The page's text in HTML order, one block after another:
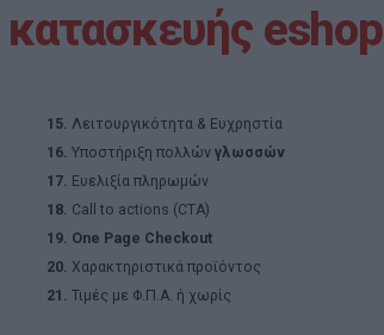
κατασκευής eshop
15. Λειτουργικότητα & Ευχρηστία
16. Υποστήριξη πολλών γλωσσών
17. Ευελιξία πληρωμών
18. Call to actions (CTA)
19. One Page Checkout
20. Χαρακτηριστικά προϊόντος
21.
Τιμές με Φ.Π.Α. ή χωρίς